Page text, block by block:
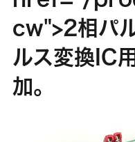
cw">2相パ
ルス変換IC
加。